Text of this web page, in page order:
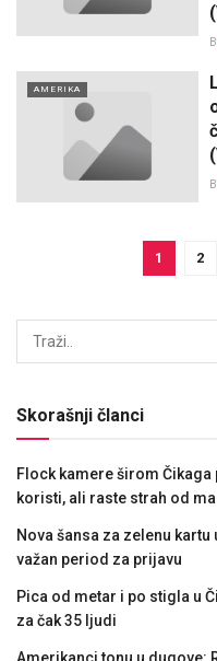
AMERIKA
1 2
Skorašnji članci
Flock kamere širom
koristi, ali raste strah od
Nova šansa za zelenu
važan period za prijavu
Pica od metar i po stigla u
za čak 35 ljudi
Amerikanci tonu u dugove: